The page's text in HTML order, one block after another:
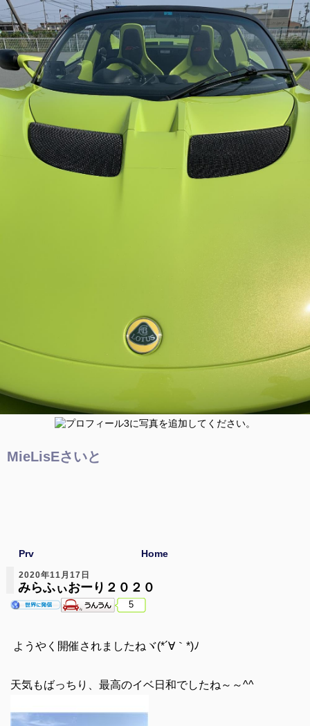
MieLisEさいと
Prv Home
2020年11月17日
みらふぃおーり２０２０
5
ようやく開催されましたねヾ(*´∀｀*)ﾉ
天気もばっちり、最高のイベ日和でしたね～～^^